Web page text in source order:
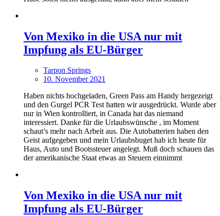
Von Mexiko in die USA nur mit
Impfung als EU-Bürger
Tarpon Springs
10. November 2021
Haben nichts hochgeladen, Green Pass am Handy hergezeigt
und den Gurgel PCR Test hatten wir ausgedrückt. Wurde aber
nur in Wien kontrolliert, in Canada hat das niemand
interessiert. Danke für die Urlaubswünsche , im Moment
schaut’s mehr nach Arbeit aus. Die Autobatterien haben den
Geist aufgegeben und mein Urlaubsbuget hab ich heute für
Haus, Auto und Bootssteuer angelegt. Muß doch schauen das
der amerikanische Staat etwas an Steuern einnimmt
Von Mexiko in die USA nur mit
Impfung als EU-Bürger